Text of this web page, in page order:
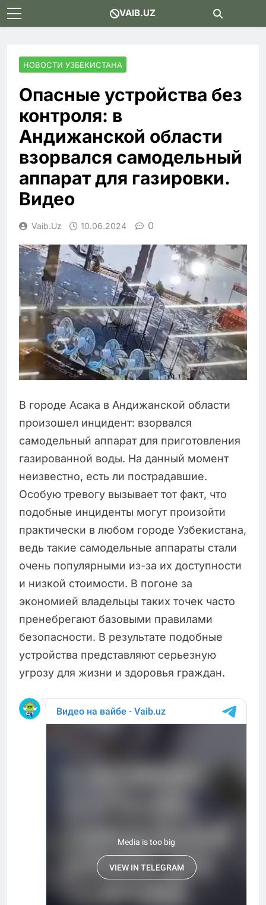
Skip
to
VAIB.UZ
НОВОСТИ УЗБЕКИСТАНА
Опасные устройства без
контроля: в
Андижанской области
взорвался самодельный
аппарат для газировки.
Видео
Vaib.uz 10.06.2024 0
В городе Асака в Андижанской области
произошел инцидент: взорвался
самодельный аппарат для приготовления
газированной воды. На данный момент
неизвестно, есть ли пострадавшие.
Особую тревогу вызывает тот факт, что
подобные инциденты могут произойти
практически в любом городе Узбекистана,
ведь такие самодельные аппараты стали
очень популярными из-за их доступности
и низкой стоимости. В погоне за
экономией владельцы таких точек часто
пренебрегают базовыми правилами
безопасности. В результате подобные
устройства представляют серьезную
угрозу для жизни и здоровья граждан.